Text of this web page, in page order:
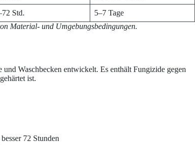
Std.
5–7 Tage
Material- und Umgebungsbedingungen.
Waschbecken entwickelt. Es enthält Fungizide gegen
ist.
72 Stunden